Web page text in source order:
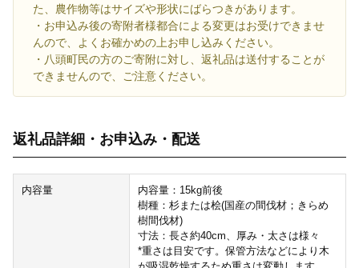
た、農作物等はサイズや形状にばらつきがあります。
・お申込み後の寄附者様都合による変更はお受けできませ
んので、よくお確かめの上お申し込みください。
・八頭町民の方のご寄附に対し、返礼品は送付することが
できませんので、ご注意ください。
返礼品詳細・お申込み・配送
内容量
内容量：15kg前後
樹種：杉または桧(国産の間伐材；きらめ
樹間伐材)
寸法：長さ約40cm、厚み・太さは様々
*重さは目安です。保管方法などにより木